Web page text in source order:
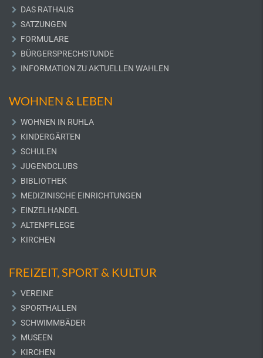
DAS RATHAUS
SATZUNGEN
FORMULARE
BÜRGERSPRECHSTUNDE
INFORMATION ZU AKTUELLEN WAHLEN
WOHNEN & LEBEN
WOHNEN IN RUHLA
KINDERGÄRTEN
SCHULEN
JUGENDCLUBS
BIBLIOTHEK
MEDIZINISCHE EINRICHTUNGEN
EINZELHANDEL
ALTENPFLEGE
KIRCHEN
FREIZEIT, SPORT & KULTUR
VEREINE
SPORTHALLEN
SCHWIMMBÄDER
MUSEEN
KIRCHEN